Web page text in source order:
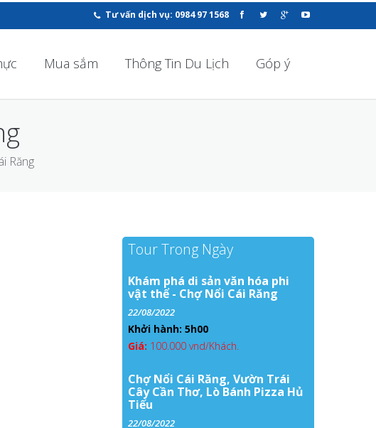
Tư vấn dịch vụ: 0984 97 1568
Mua sắm Thông Tin Du Lịch Góp ý
Răng
Tour Trong Ngày
Khám phá di sản văn hóa phi
vật thể - Chợ Nổi Cái Răng
22/08/2022
Khởi hành: 5h00
Giá: 100.000 vnd/Khách.
Chợ Nổi Cái Răng, Vườn Trái
Cây Cần Thơ, Lò Bánh Pizza Hủ
Tiếu
22/08/2022